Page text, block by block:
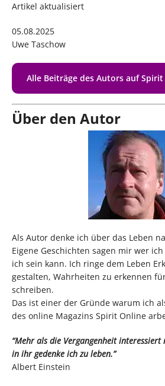
Artikel aktualisiert
05.08.2025
Uwe Taschow
Alle Beiträge des Autors auf
Über den Autor
Als Autor denke ich über das Leben
Eigene Geschichten sagen mir wer
ich sein kann. Ich ringe dem Leben
gestalten, Wahrheiten zu erkennen
schreiben.
Das ist einer der Gründe warum ich
des online Magazins Spirit Online
“Mehr als die Vergangenheit interessiert
in ihr gedenke ich zu leben.”
Albert Einstein